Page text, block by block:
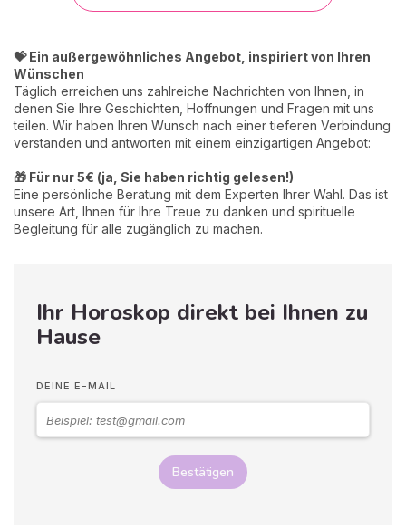
💝 Ein außergewöhnliches Angebot, inspiriert von Ihren
Wünschen
Täglich erreichen uns zahlreiche Nachrichten von Ihnen, in
denen Sie Ihre Geschichten, Hoffnungen und Fragen mit uns
teilen. Wir haben Ihren Wunsch nach einer tieferen Verbindung
verstanden und antworten mit einem einzigartigen Angebot:
🎁 Für nur 5€ (ja, Sie haben richtig gelesen!)
Eine persönliche Beratung mit dem Experten Ihrer Wahl. Das ist
unsere Art, Ihnen für Ihre Treue zu danken und spirituelle
Begleitung für alle zugänglich zu machen.
Ihr Horoskop direkt bei Ihnen zu
Hause
DEINE E-MAIL
Bestätigen